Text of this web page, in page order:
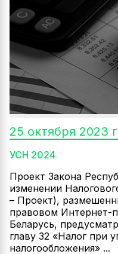
25 октября 2023
УСН 2024
Проект Закона
изменении
– Проект),
правовом Интернет-
Беларусь,
главу 32 «Налог при
налогообложения» ...